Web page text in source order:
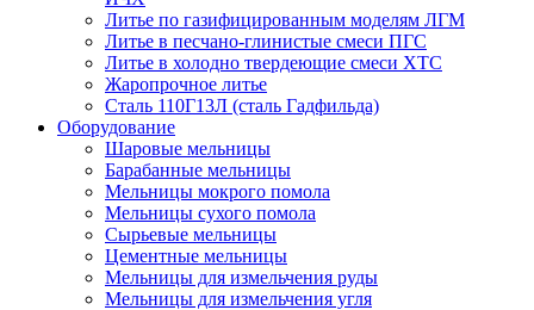
Литье по газифицированным моделям ЛГМ
Литье в песчано-глинистые смеси ПГС
Литье в холодно твердеющие смеси ХТС
Жаропрочное литье
Сталь 110Г13Л (сталь Гадфильда)
Оборудование
Шаровые мельницы
Барабанные мельницы
Мельницы мокрого помола
Мельницы сухого помола
Сырьевые мельницы
Цементные мельницы
Мельницы для измельчения руды
Мельницы для измельчения угля